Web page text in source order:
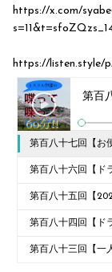
https://x.com/
https://listen.style/
第百
第百八十七回【お
第百八十六回【ド
僕にお便り殺到！
第百八十五回【
権の狭間で考える
第百八十四回【ド
ュー！26年越しの
第百八十三回【一